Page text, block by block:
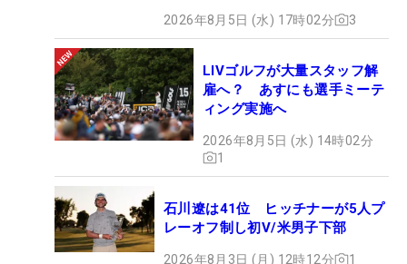
2026年8月5日 (水) 17時02分 3
LIVゴルフが大量スタッフ解
雇へ？ あすにも選手ミーテ
ィング実施へ
2026年8月5日 (水) 14時02分
1
石川遼は41位 ヒッチナーが5人プ
レーオフ制し初V/米男子下部
2026年8月3日 (月) 12時12分 1